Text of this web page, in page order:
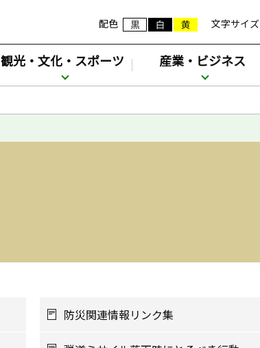
配色 文字サイズ
観光・文化・スポーツ 産業・ビジネス
防災関連情報リンク集